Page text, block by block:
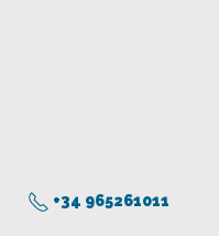
+34 965261011